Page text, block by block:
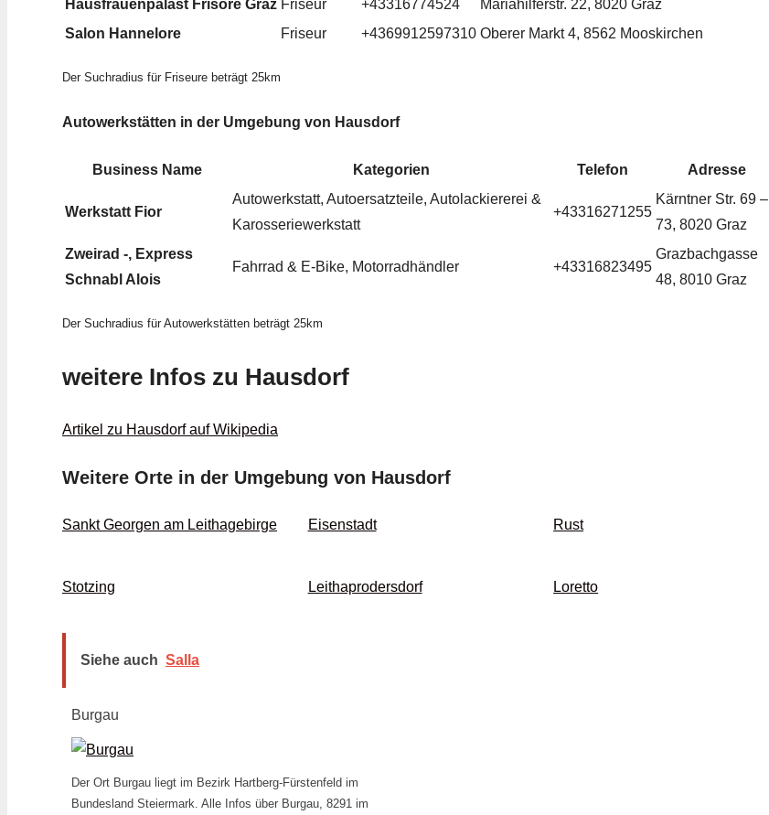
Hausfrauenpalast Frisöre Graz Friseur +43316774524
Mariahilferstr. 22, 8020 Graz
Salon Hannelore
Friseur +4369912597310 Oberer Markt 4, 8562 Mooskirchen
Der Suchradius für Friseure beträgt 25km
Autowerkstätten in der Umgebung von Hausdorf
Business Name Kategorien Telefon Adresse
Werkstatt Fior
Autowerkstatt, Autoersatzteile, Autolackiererei &
Karosseriewerkstatt
+43316271255
Kärntner Str. 69 –
73, 8020 Graz
Zweirad -, Express
Schnabl Alois
Fahrrad & E-Bike, Motorradhändler +43316823495
Grazbachgasse
48, 8010 Graz
Der Suchradius für Autowerkstätten beträgt 25km
weitere Infos zu Hausdorf
Artikel zu Hausdorf auf Wikipedia
Weitere Orte in der Umgebung von Hausdorf
Sankt Georgen am Leithagebirge Eisenstadt Rust
Stotzing Leithaprodersdorf Loretto
Siehe auch Salla
Burgau
Der Ort Burgau liegt im Bezirk Hartberg-Fürstenfeld im
Bundesland Steiermark. Alle Infos über Burgau, 8291 im